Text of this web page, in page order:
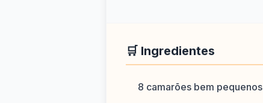
🛒 Ingredientes
8 camarões bem pequenos